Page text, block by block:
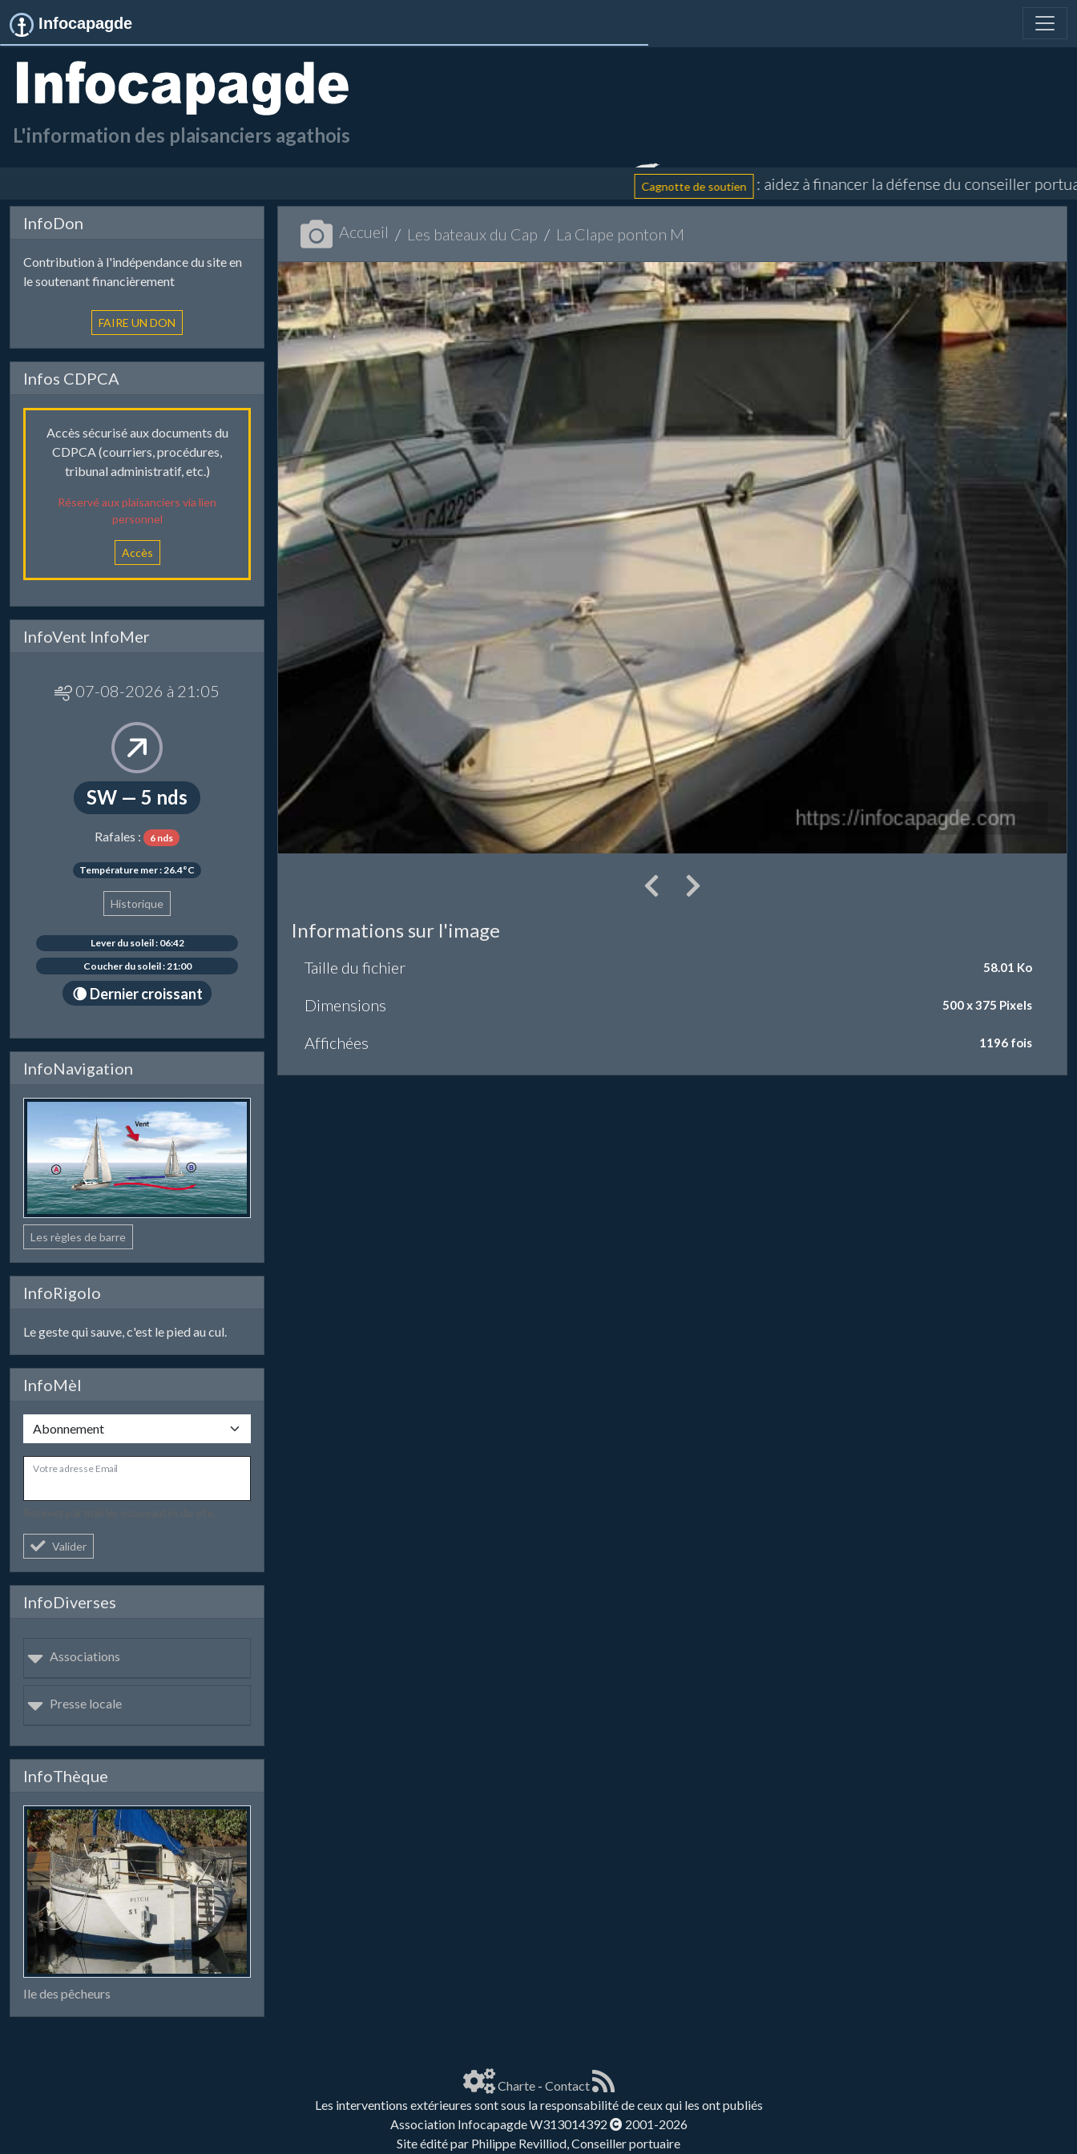
Infocapagde
L'information des plaisanciers agathois
Cagnotte de soutien : aidez à financer la défense du conseiller portuaire
InfoDon
Contribution à l'indépendance du site en
le soutenant financièrement
Infos CDPCA
Accès sécurisé aux documents du
CDPCA (courriers, procédures,
tribunal administratif, etc.)
Réservé aux plaisanciers via lien
personnel
Accès
InfoVent InfoMer
07-08-2026 à 21:05
SW — 5 nds
Rafales : 6 nds
Température mer : 26.4°C
Historique
Lever du soleil : 06:42
Coucher du soleil : 21:00
🌘 Dernier croissant
InfoNavigation
Les règles de barre
InfoRigolo
Le geste qui sauve, c'est le pied au cul.
InfoMèl
Votre adresse Email
Valider
InfoDiverses
Associations
Presse locale
InfoThèque
Ile des pêcheurs
Accueil Les bateaux du Cap La Clape ponton M
Informations sur l'image
Taille du fichier 58.01 Ko
Dimensions 500 x 375 Pixels
Affichées 1196 fois
Charte- Contact
Les interventions extérieures sont sous la responsabilité de ceux qui les ont publiés
Association Infocapagde W313014392
2001-2026
Site édité par Philippe Revilliod, Conseiller portuaire